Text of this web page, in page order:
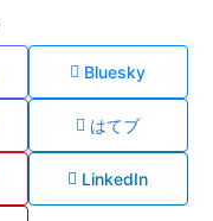
Bluesky
はてブ
LinkedIn